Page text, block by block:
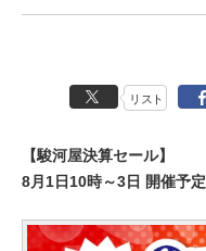
リスト
【駿河屋決算セール】
8月1日10時～3日 開催予定